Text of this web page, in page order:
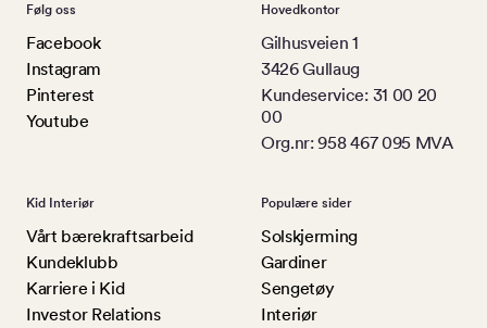
Følg oss
Facebook
Instagram
Pinterest
Youtube
Hovedkontor
Gilhusveien 1
3426 Gullaug
Kundeservice: 31 00 20
00
Org.nr: 958 467 095 MVA
Kid Interiør
Vårt bærekraftsarbeid
Kundeklubb
Karriere i Kid
Investor Relations
Populære sider
Solskjerming
Gardiner
Sengetøy
Interiør